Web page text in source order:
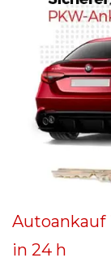
Autoankauf
in 24 h